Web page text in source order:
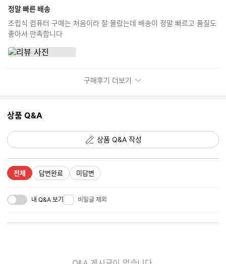
정말 빠른 배송
조립식 컴퓨터 구매는 처음이라 잘 몰랐는데 배송이 정말 빠르고 품질도
좋아서 만족합니다
구매후기 더보기
상품 Q&A
상품 Q&A 작성
전체 답변완료 미답변
내 Q&A 보기 비밀글 제외